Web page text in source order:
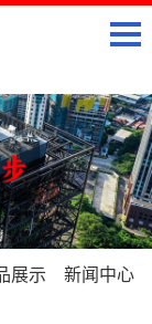
展示
新闻中心